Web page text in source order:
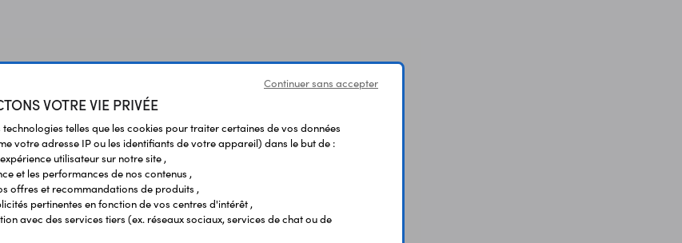
avez déja consulté
Continuer sans accepter
VOTRE VIE PRIVÉE
telles que les cookies pour traiter certaines de vos données
votre adresse IP ou les identifiants de votre appareil) dans le but de :
utilisateur sur notre site ,
et les performances de nos contenus ,
offres et recommandations de produits ,
pertinentes en fonction de vos centres d'intérêt ,
avec des services tiers (ex. réseaux sociaux, services de chat ou de